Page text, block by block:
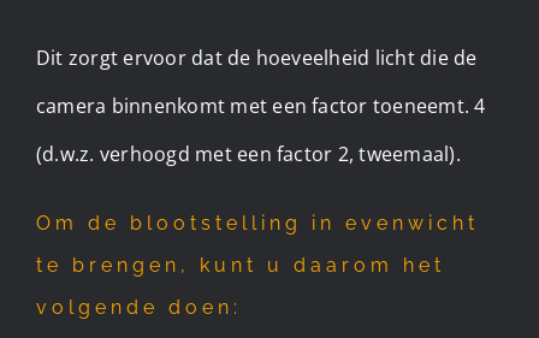
Dit zorgt ervoor dat de hoeveelheid licht die de
camera binnenkomt met een factor toeneemt. 4
(d.w.z. verhoogd met een factor 2, tweemaal).
Om de blootstelling in evenwicht
te brengen, kunt u daarom het
volgende doen: